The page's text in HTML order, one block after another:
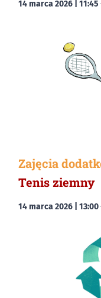
14 marca 2026 | 11:45
Zajęcia
Tenis ziemny
14 marca 2026 | 13:00